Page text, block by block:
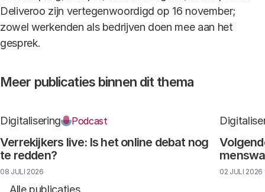
Deliveroo zijn vertegenwoordigd op 16 november;
zowel werkenden als bedrijven doen mee aan het
gesprek.
Meer publicaties binnen dit thema
Alle publicaties
Verrekijkers live: Is het online debat nog
te redden?
Digitalisering Podcast
08 JULI 2026 02 JULI 2026